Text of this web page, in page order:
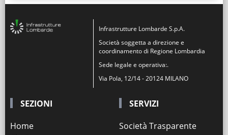
Infrastrutture Lombarde S.p.A.
Società soggetta a direzione e
coordinamento di Regione Lombardia
Sede legale e operativa:.
Via Pola, 12/14 - 20124 MILANO
SEZIONI
Home
SERVIZI
Società Trasparente